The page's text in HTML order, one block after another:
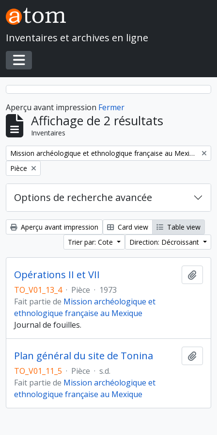
Skip to main content
Inventaires et archives en ligne
Toggle navigation
Aperçu avant impression Fermer
Affichage de 2 résultats
Inventaires
Remove filter:
Mission archéologique et ethnologique française au Mexique
Remove filter:
Pièce
Options de recherche avancée
Aperçu avant impression Card view
Table view
Trier par: Cote
Direction: Décroissant
Opérations II et VII
TO_V01_13_4 · Pièce · 1973
Fait partie de Mission archéologique et
ethnologique française au Mexique
Journal de fouilles.
Plan général du site de Tonina
TO_V01_11_5 · Pièce · s.d.
Fait partie de Mission archéologique et
ethnologique française au Mexique